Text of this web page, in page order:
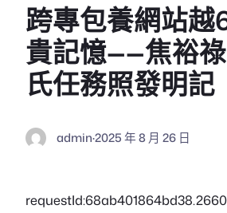
跨專包養網站越
貴記憶——焦裕
氏任務照發明記
admin·2025 年 8 月 26 日